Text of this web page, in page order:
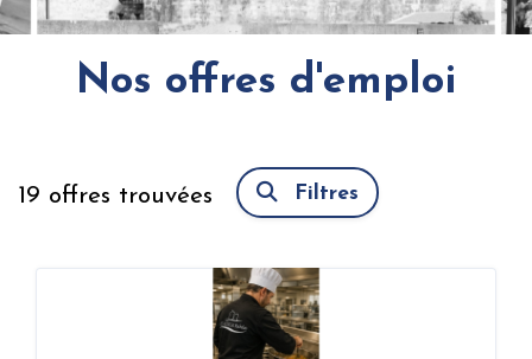
Nos offres d'emploi
19 offres trouvées Filtres